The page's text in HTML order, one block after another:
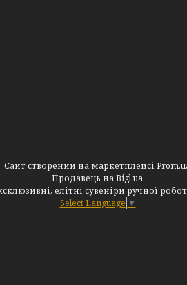
Сайт створений на маркетплейсі
Продавець на Bigl.ua
Select Language ▼